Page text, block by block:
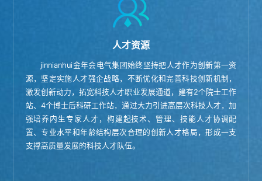
人才资源
jinnianhui金年会电气集团始终坚持把人才作为创新第一资
源，坚定实施人才强企战略，不断优化和完善科技创新机制，
激发创新动力，拓宽科技人才职业发展通道，建有2个院士工作
站、4个博士后科研工作站，通过大力引进高层次科技人才，加
强培养内生专家人才，构建起技术、管理、技能人才协调配
置、专业水平和年龄结构层次合理的创新人才格局，形成一支
支撑高质量发展的科技人才队伍。